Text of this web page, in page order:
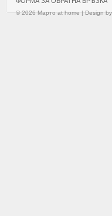
© 2026 Марто at home | Design